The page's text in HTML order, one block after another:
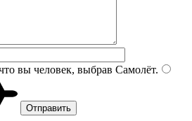
вы человек, выбрав Самолёт.